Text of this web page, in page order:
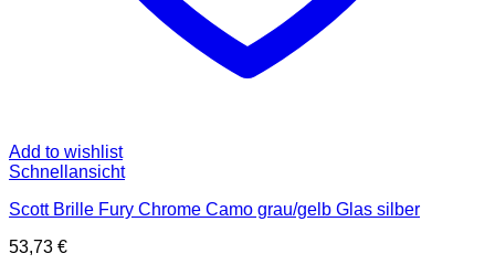
Add to wishlist
Schnellansicht
Scott Brille Fury Chrome Camo grau/gelb Glas silber
53,73 €